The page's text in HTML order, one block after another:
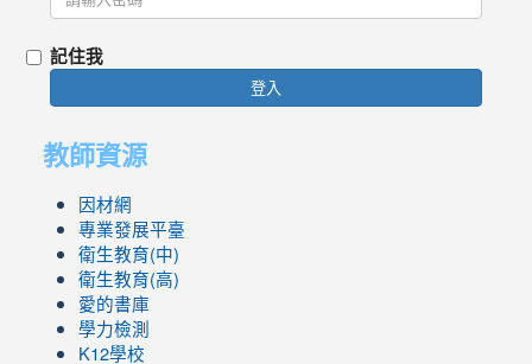
記住我
登入
教師資源
因材網
專業發展平臺
衛生教育(中)
衛生教育(高)
愛的書庫
學力檢測
K12學校